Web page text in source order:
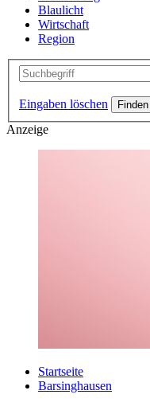
Blaulicht
Wirtschaft
Region
Eingaben löschen
Anzeige
Startseite
Barsinghausen